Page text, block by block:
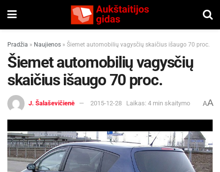
Pradžia » Naujienos » Šiemet automobilių vagysčių skaičius išaugo 70 proc.
Šiemet automobilių vagysčių
skaičius išaugo 70 proc.
J. Šalaševičienė 2015-12-28 Laikas: 4 min skaitymo AA